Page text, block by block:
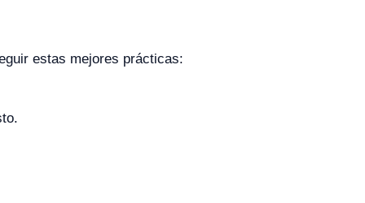
estas mejores prácticas: